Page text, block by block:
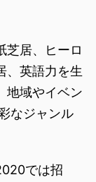
芝居、ヒーロ
、英語力を生
地域やイベン
なジャンル
では招